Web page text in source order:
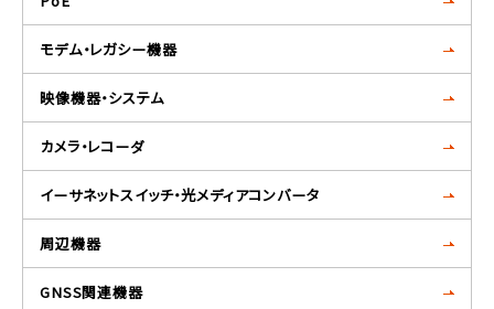
モデム・レガシー機器
映像機器・システム
カメラ・レコーダ
イーサネットスイッチ・光メディアコンバータ
周辺機器
GNSS関連機器